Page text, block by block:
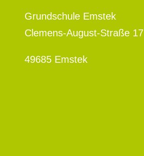
Grundschule Emstek
Clemens-August-Straße 17
49685 Emstek